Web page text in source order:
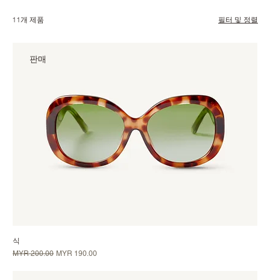
11개 제품 필터 및 정렬
판매
식
일반가
MYR 200.00 할인가
MYR 190.00